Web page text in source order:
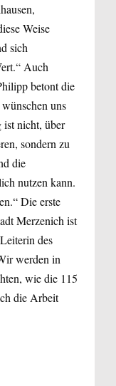
Weise
sich
Auch
betont die
uns
nicht, über
sondern zu
die
nutzen kann.
Die erste
Merzenich ist
des
werden in
wie die 115
die Arbeit